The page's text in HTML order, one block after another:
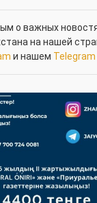
о важных
на нашей
и нашем Telegram